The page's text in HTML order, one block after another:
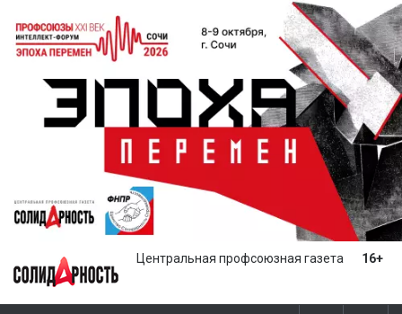
Центральная профсоюзная газета 16+